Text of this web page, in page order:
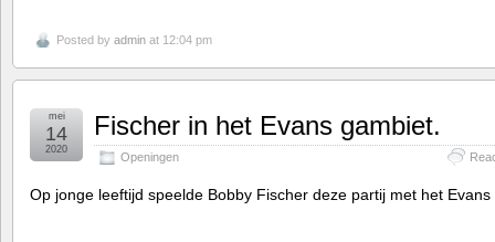
Posted by admin at 12:04 pm
Fischer in het Evans gambiet.
Openingen
mei
14
2020
Op jonge leeftijd speelde Bobby Fischer deze partij met het Evans